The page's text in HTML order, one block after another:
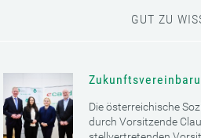
GUT ZU
Die österreichische
durch Vorsitzende